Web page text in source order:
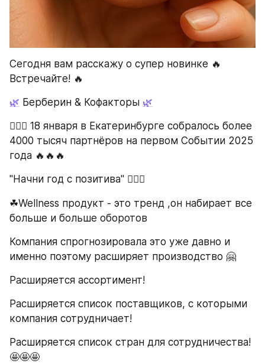
Сегодня вам расскажу о супер новинке 🔥
Встречайте! 🔥
🌿 Берберин & Кофакторы 🌿
❤️‍🔥✨ 18 января в Екатеринбурге собралось более
4000 тысяч партнёров на первом Событии 2025
года 🔥🔥🔥
"Начни год с позитива" ❤️‍🔥✨
☘Wellness продукт - это тренд ,он набирает все
больше и больше оборотов
Компания спрогнозировала это уже давно и
именно поэтому расширяет производство 🤗
Расширяется ассортимент!
Расширяется список поставщиков, с которыми
компания сотрудничает!
Расширяется список стран для сотрудничества!
🤩🤩🤩